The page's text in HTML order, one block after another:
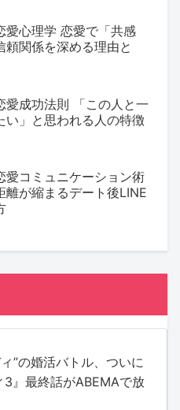
愛心理学 恋愛で「共感
頼関係を深める理由と
愛成功法則 「この人と一
い」と思われる人の特徴
愛コミュニケーション術
離が縮まるデート後LINE
”の婚活バトル、ついに
』最終話がABEMAで放